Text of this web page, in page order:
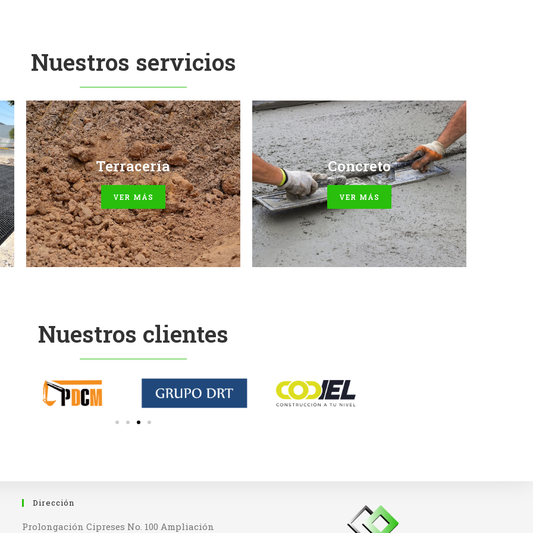
Nuestros servicios
Terracería
VER MÁS
-Despalme
-Movimiento de tierras
-Excavaciones
-Compactaciones
-Mejoramiento de suelos
-Rellenos
-Bases hidráulicas
Concreto
VER MÁS
-Módulo de ruptura
-Relleno fluido
-Relleno fluido
Nuestros clientes
Dirección
Prolongación Cipreses No. 100 Ampliación